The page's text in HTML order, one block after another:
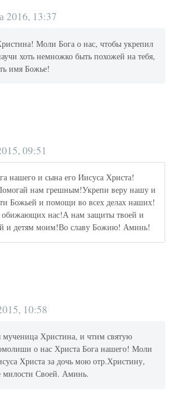
2016, 13:37
Моли Бога о нас, чтобы укрепил
хоть немножко быть похожей на тебя,
имя Божье!
09:51
нашего и сына его Иисуса Христа!
нам грешным!Укрепи веру нашу и
Божьей и помощи во всех делах наших!
нас!А нам защиты твоей и
и детям моим!Во славу Божию! Аминь!
10:58
мученица Христина, и чтим святую
о нас Христа Бога нашего! Моли
Христа за дочь мою отр.Христину,
милости Своей. Аминь.